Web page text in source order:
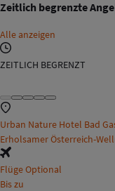
Zeitlich begrenzte
Alle anzeigen
ZEITLICH BEGRENZT
Urban Nature Hotel Bad
Erholsamer Österreich-
Flüge Optional
Bis zu